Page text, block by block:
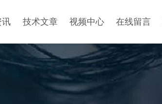
讯 技术文章 视频中心 在线留言